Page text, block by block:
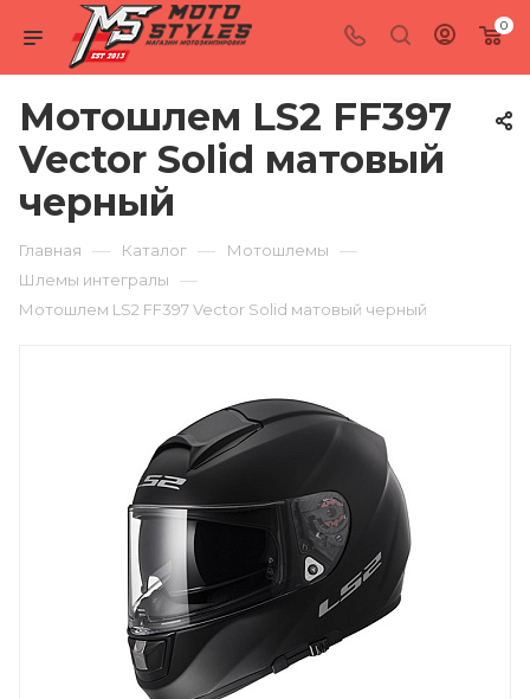
0
Мотошлем LS2 FF397
Vector Solid матовый
черный
Главная — Каталог — Мотошлемы —
Шлемы интегралы —
Мотошлем LS2 FF397 Vector Solid матовый черный